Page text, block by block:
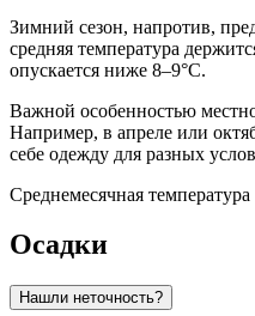
Зимний сезон, напротив,
средняя температура
опускается ниже 8–9°C.
Важной особенностью
Например, в апреле или
себе одежду для разных
Среднемесячная температура
Осадки
Нашли неточность?